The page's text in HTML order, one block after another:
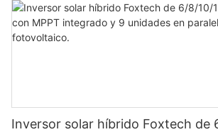
Inversor solar híbrido Foxtech de